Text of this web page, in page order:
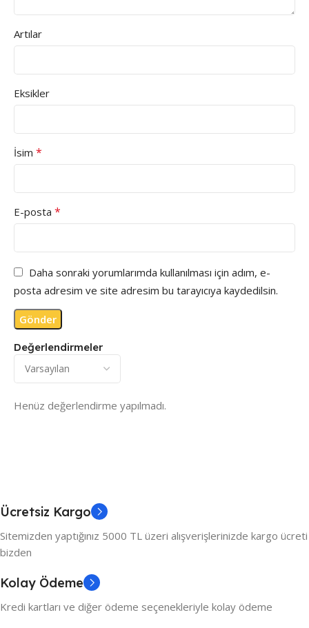
Değerlendirmeler
Henüz değerlendirme yapılmadı.
Artılar
Eksikler
İsim *
E-posta *
Daha sonraki yorumlarımda kullanılması için adım, e-
posta adresim ve site adresim bu tarayıcıya kaydedilsin.
Ücretsiz Kargo
Sitemizden yaptığınız 5000 TL üzeri alışverişlerinizde kargo ücreti
bizden
Kolay Ödeme
Kredi kartları ve diğer ödeme seçenekleriyle kolay ödeme